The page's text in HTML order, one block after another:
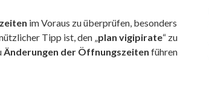
im Voraus zu überprüfen, besonders
Tipp ist, den „plan vigipirate“ zu
Änderungen der Öffnungszeiten führen